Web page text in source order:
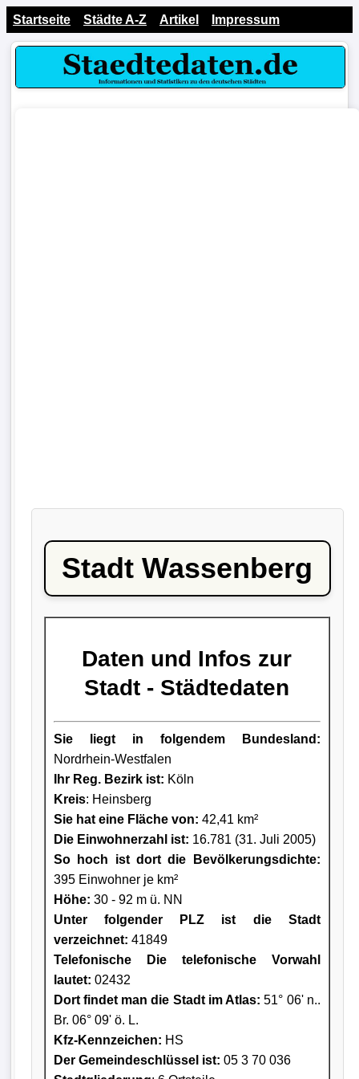
Startseite Städte A-Z Artikel Impressum
Stadt Wassenberg
Daten und Infos zur
Stadt - Städtedaten
Sie liegt in folgendem Bundesland:
Nordrhein-Westfalen
Ihr Reg. Bezirk ist: Köln
Kreis: Heinsberg
Sie hat eine Fläche von: 42,41 km²
Die Einwohnerzahl ist: 16.781 (31. Juli 2005)
So hoch ist dort die Bevölkerungsdichte:
395 Einwohner je km²
Höhe: 30 - 92 m ü. NN
Unter folgender PLZ ist die Stadt
verzeichnet: 41849
Telefonische Die telefonische Vorwahl
lautet: 02432
Dort findet man die Stadt im Atlas: 51° 06' n..
Br. 06° 09' ö. L.
Kfz-Kennzeichen: HS
Der Gemeindeschlüssel ist: 05 3 70 036